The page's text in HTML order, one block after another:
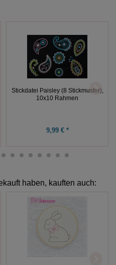
Stickdatei Paisley (8 Stickmuster),
10x10 Rahmen
9,99 € *
haben, kauften auch: